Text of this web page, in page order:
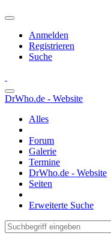
Anmelden
Registrieren
Suche
DrWho.de - Website
Alles
Forum
Galerie
Termine
DrWho.de - Website
Seiten
Erweiterte Suche